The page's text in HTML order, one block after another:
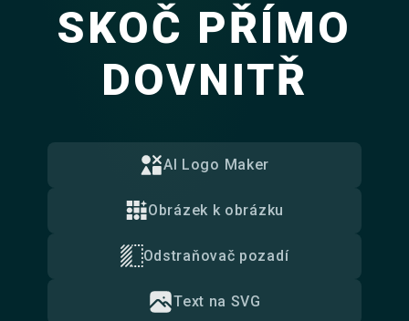
SKOČ PŘÍMO
DOVNITŘ
AI Logo Maker
Obrázek k obrázku
Odstraňovač pozadí
Text na SVG